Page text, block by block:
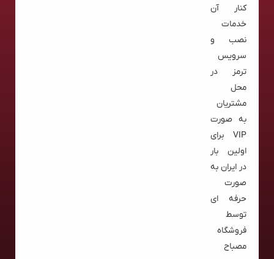
کنار آن
خدمات
نصب و
سرویس
ترمز در
محل
مشتریان
به صورت
VIP برای
اولین بار
در ایران به
صورت
حرفه ای
توسط
فروشگاه
مصباح